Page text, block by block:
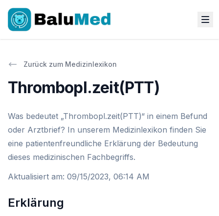
Zurück zum Medizinlexikon
Thrombopl.zeit(PTT)
Was bedeutet „Thrombopl.zeit(PTT)“ in einem Befund
oder Arztbrief? In unserem Medizinlexikon finden Sie
eine patientenfreundliche Erklärung der Bedeutung
dieses medizinischen Fachbegriffs.
Aktualisiert am: 09/15/2023, 06:14 AM
Erklärung